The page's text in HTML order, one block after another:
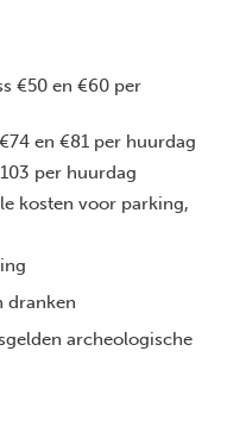
€50 en €60 per
en €81 per huurdag
per huurdag
kosten voor parking,
dranken
archeologische